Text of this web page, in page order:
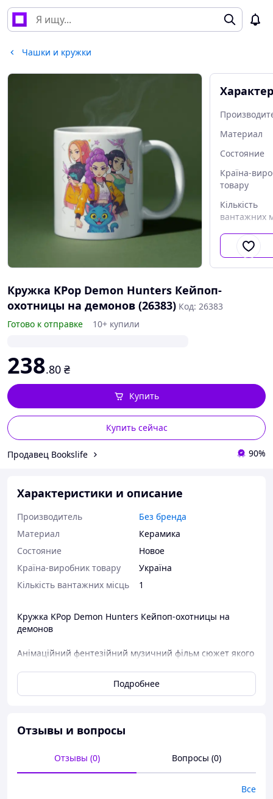
Чашки и кружки
Материал
Состояние
Країна-
товару
Кількість
вантажних
Кружка KPop Demon Hunters Кейпоп-
охотницы на демонов (26383) Код: 26383
Готово к отправке
10+ купили
238.80 ₴
Купить сейчас
Купить
Продавец Bookslife 90%
Характеристики и описание
Производитель
Без бренда
Материал
Керамика
Состояние
Новое
Країна-виробник товару
Україна
Кількість вантажних місць
1
Кружка KPop Demon Hunters Кейпоп-охотницы на
демонов
Анімаційний фентезійний музичний фільм сюжет якого
назвою Huntr/x, учасниці якого ведуть подвійне життя
— зірок сцени вдень і мисливиць на демонів уночі. Їм
демонами.
Подробнее
Отзывы и вопросы
Отзывы (0) Вопросы (0)
Все